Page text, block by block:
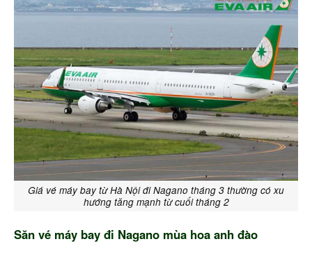
Giá vé máy bay từ Hà Nội đi Nagano tháng 3 thường có xu
hướng tăng mạnh từ cuối tháng 2
Săn vé máy bay đi Nagano mùa hoa anh đào